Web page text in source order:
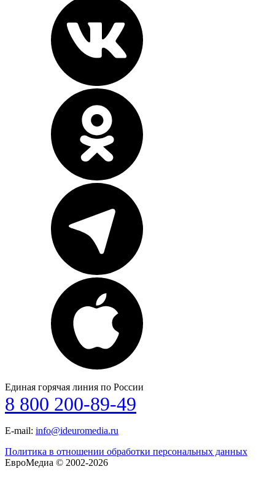
Единая горячая линия по России
8 800 200-89-49
E-mail: info@ideuromedia.ru
Политика в отношении обработки персональных данных
ЕвроМедиа © 2002-2026